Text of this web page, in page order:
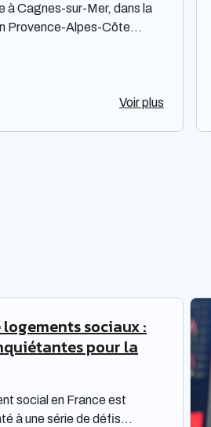
à Cagnes-sur-Mer, dans la
Provence-Alpes-Côte
non précisé, elle cherche
Voir plus
sociaux :
pour la
social en France est
à une série de défis